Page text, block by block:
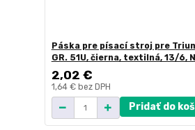
Páska pre písací stroj pre
GR. 51U, čierna, textilná, 13/6, N
2,02 €
1,64 € bez DPH
Pridať do